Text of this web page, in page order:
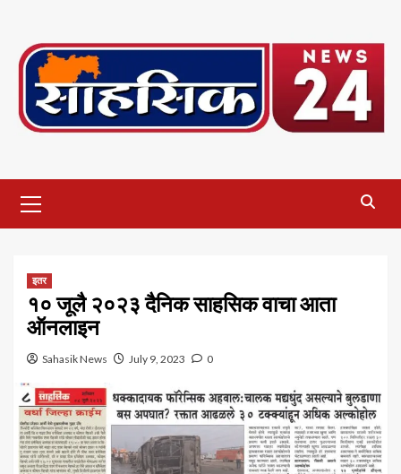
content
Menu
इतर
१० जूलै २०२३ दैनिक साहसिक वाचा आता
ऑनलाइन
Sahasik News July 9, 2023 0